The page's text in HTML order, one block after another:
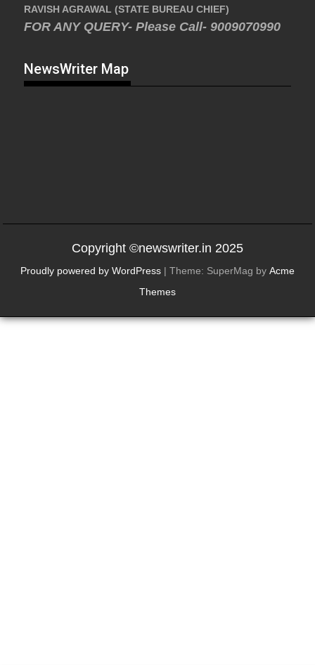
RAVISH AGRAWAL (STATE BUREAU CHIEF)
FOR ANY QUERY- Please Call- 9009070990
NewsWriter Map
Copyright ©newswriter.in 2025
Proudly powered by WordPress | Theme: SuperMag by Acme
Themes